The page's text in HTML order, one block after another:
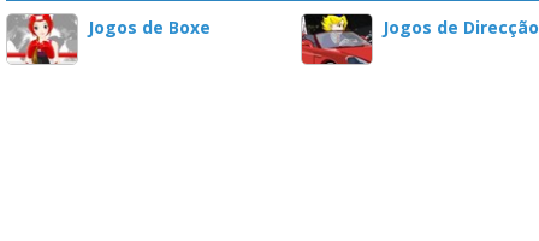
Jogos de Boxe Jogos de Direcção